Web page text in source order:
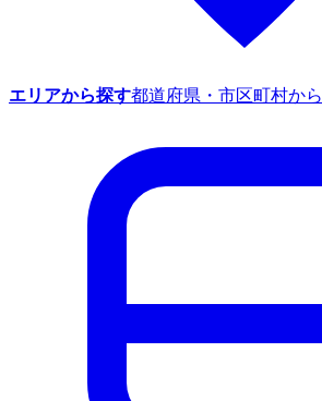
エリアから探す都道府県・市区町村から